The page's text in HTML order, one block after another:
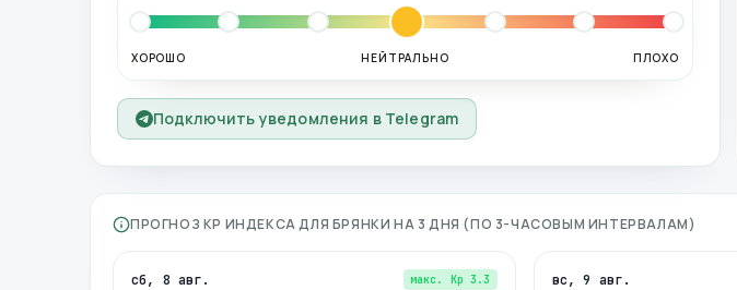
ХОРОШО НЕЙТРАЛЬНО ПЛОХО
Подключить уведомления в Telegram
ПРОГНОЗ KP ИНДЕКСА ДЛЯ БРЯНКИ НА 3 ДНЯ (ПО 3-ЧАСОВЫМ ИНТЕРВАЛАМ)
сб, 8 авг. макс. Kp 3.3 вс, 9 авг.